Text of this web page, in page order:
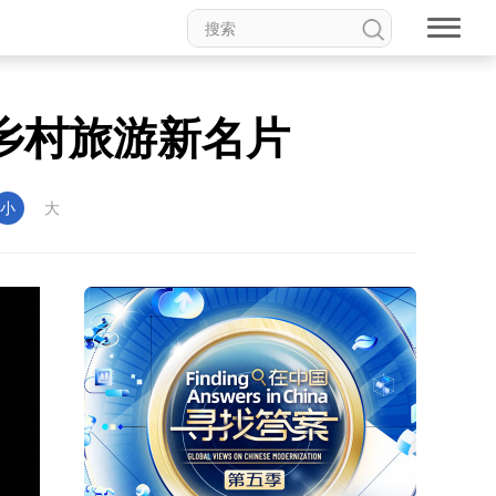
村旅游新名片
小 大